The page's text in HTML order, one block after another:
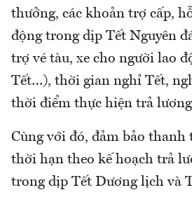
thưởng, các khoản trợ cấp,
động trong dịp Tết Nguyên
trợ vé tàu, xe cho người lao
Tết…), thời gian nghỉ Tết,
thời điểm thực hiện trả
Cùng với đó, đảm bảo thanh
thời hạn theo kế hoạch trả
trong dịp Tết Dương lịch và